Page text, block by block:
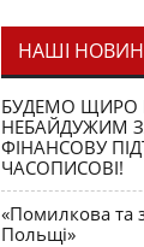
НАШІ
БУДЕМО ЩИРО
НЕБАЙДУЖИМ
ФІНАНСОВУ
ЧАСОПИСОВІ!
«Помилкова та
Польщі»